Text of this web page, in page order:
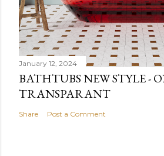
January 12, 2024
BATHTUBS NEW STYLE -
TRANSPARANT
Share Post a Comment